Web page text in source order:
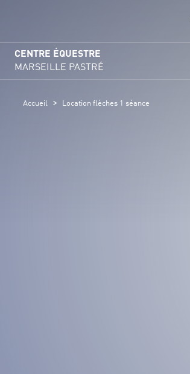
CENTRE ÉQUESTRE
MARSEILLE PASTRÉ
Accueil > Location flèches 1 séance